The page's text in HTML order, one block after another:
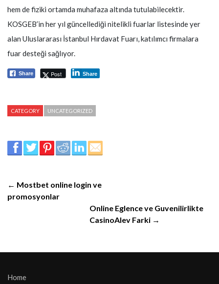
hem de fiziki ortamda muhafaza altında tutulabilecektir.
KOSGEB’in her yıl güncellediği nitelikli fuarlar listesinde yer
alan Uluslararası İstanbul Hırdavat Fuarı, katılımcı firmalara
fuar desteği sağlıyor.
Share Post Share
CATEGORY UNCATEGORIZED
← Mostbet online login ve
promosyonlar
Online Eglence ve Guvenilirlikte
CasinoAlev Farki →
Home